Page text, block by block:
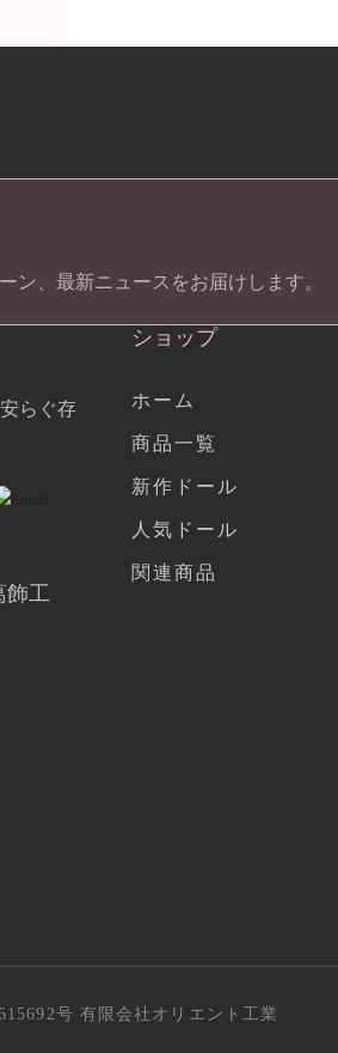
ン、最新ニュースをお届けします。
らぐ存
飾工
ショップ
ホーム
商品一覧
新作ドール
人気ドール
関連商品
号 有限会社オリエント工業